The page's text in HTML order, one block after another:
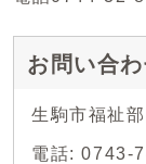
お問い合
生駒市福祉
電話: 0743-